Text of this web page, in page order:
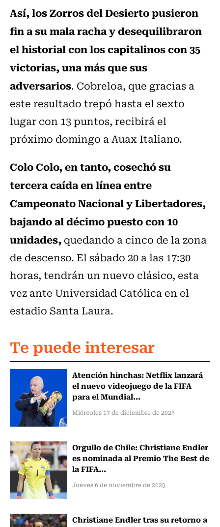
Así, los Zorros del Desierto pusieron
fin a su mala racha y desequilibraron
el historial con los capitalinos con 35
victorias, una más que sus
adversarios. Cobreloa, que gracias a
este resultado trepó hasta el sexto
lugar con 13 puntos, recibirá el
próximo domingo a Auax Italiano.
Colo Colo, en tanto, cosechó su
tercera caída en línea entre
Campeonato Nacional y Libertadores,
bajando al décimo puesto con 10
unidades,quedando a cinco de la zona
de descenso. El sábado 20 a las 17:30
horas, tendrán un nuevo clásico, esta
vez ante Universidad Católica en el
estadio Santa Laura.
Te puede interesar
Atención hinchas: Netflix lanzará
el nuevo videojuego de la FIFA
para el Mundial...
Miércoles 17 de diciembre de 2025
Orgullo de Chile: Christiane Endler
es nominada al Premio The Best de
la FIFA...
Jueves 6 de noviembre de 2025
Christiane Endler tras su retorno a